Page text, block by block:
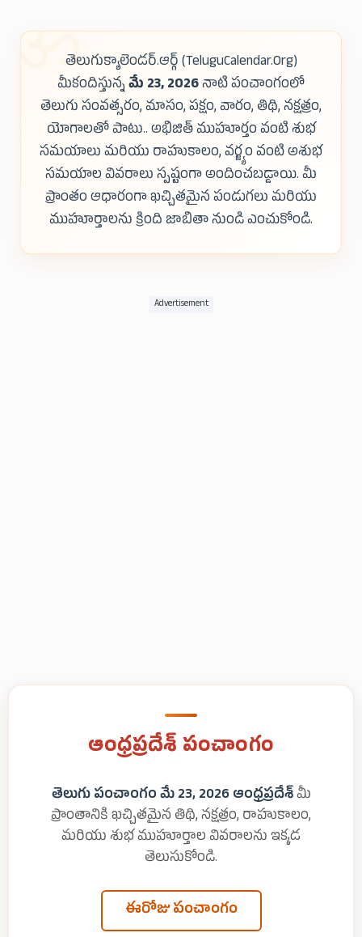
తెలుగుక్యాలెండర్.ఆర్గ్ (TeluguCalendar.Org)
మీకందిస్తున్నమే 23, 2026నాటి పంచాంగంలో
తెలుగు సంవత్సరం, మాసం, పక్షం, వారం, తిథి, నక్షత్రం,
యోగాలతో పాటు.. అభిజిత్ ముహూర్తం వంటి శుభ
సమయాలు మరియు రాహుకాలం, వర్జ్యం వంటి అశుభ
సమయాల వివరాలు స్పష్టంగా అందించబడ్డాయి. మీ
ప్రాంతం ఆధారంగా ఖచ్చితమైన పండుగలు మరియు
ముహూర్తాలను క్రింది జాబితా నుండి ఎంచుకోండి.
Advertisement
ఆంధ్రప్రదేశ్ పంచాంగం
తెలుగు పంచాంగం మే 23, 2026 ఆంధ్రప్రదేశ్మీ
ప్రాంతానికి ఖచ్చితమైన తిథి, నక్షత్రం, రాహుకాలం,
మరియు శుభ ముహూర్తాల వివరాలను ఇక్కడ
తెలుసుకోండి.
ఈరోజు పంచాంగం